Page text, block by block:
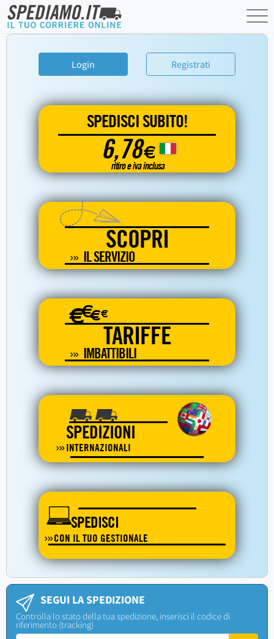
Login Registrati
SPEDISCI SUBITO!
6,78€
ritiro e iva inclusa
SCOPRI
IL SERVIZIO
€€€€
TARIFFE
IMBATTIBILI
SPEDIZIONI
INTERNAZIONALI
SPEDISCI
CON IL TUO GESTIONALE
SEGUI LA SPEDIZIONE
Controlla lo stato della tua spedizione, inserisci il codice di
riferimento (tracking)